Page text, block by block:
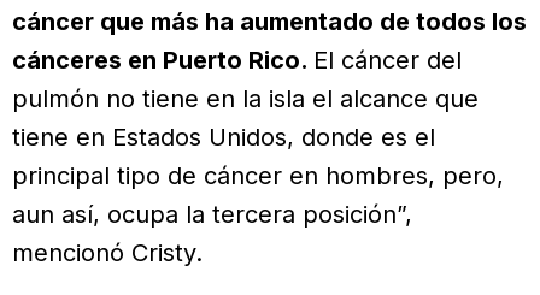
cáncer que más ha aumentado de todos los
cánceres en Puerto Rico. El cáncer del
pulmón no tiene en la isla el alcance que
tiene en Estados Unidos, donde es el
principal tipo de cáncer en hombres, pero,
aun así, ocupa la tercera posición”,
mencionó Cristy.